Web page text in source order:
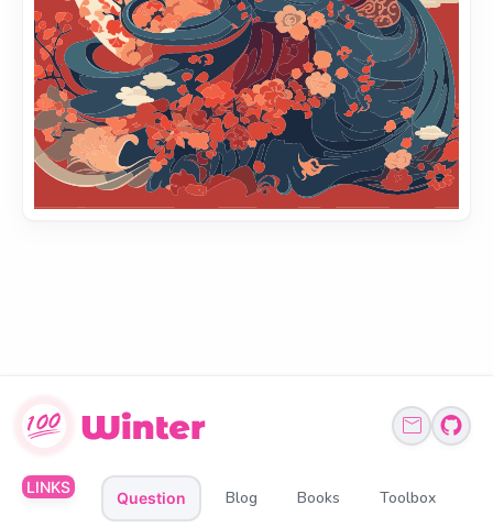
LINKS
Question Blog Books Toolbox